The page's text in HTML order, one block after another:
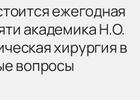
ежегодная
академика Н.О.
хирургия в
вопросы